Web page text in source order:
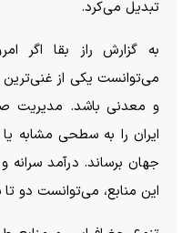
تبدیل می‌کرد.
به گزارش راز بقا اگر
می‌توانست یکی از
و معدنی باشد. مدیریت
ایران را به سطحی مشابه یا
جهان برساند. درآمد سرانه
این منابع، می‌توانست دو